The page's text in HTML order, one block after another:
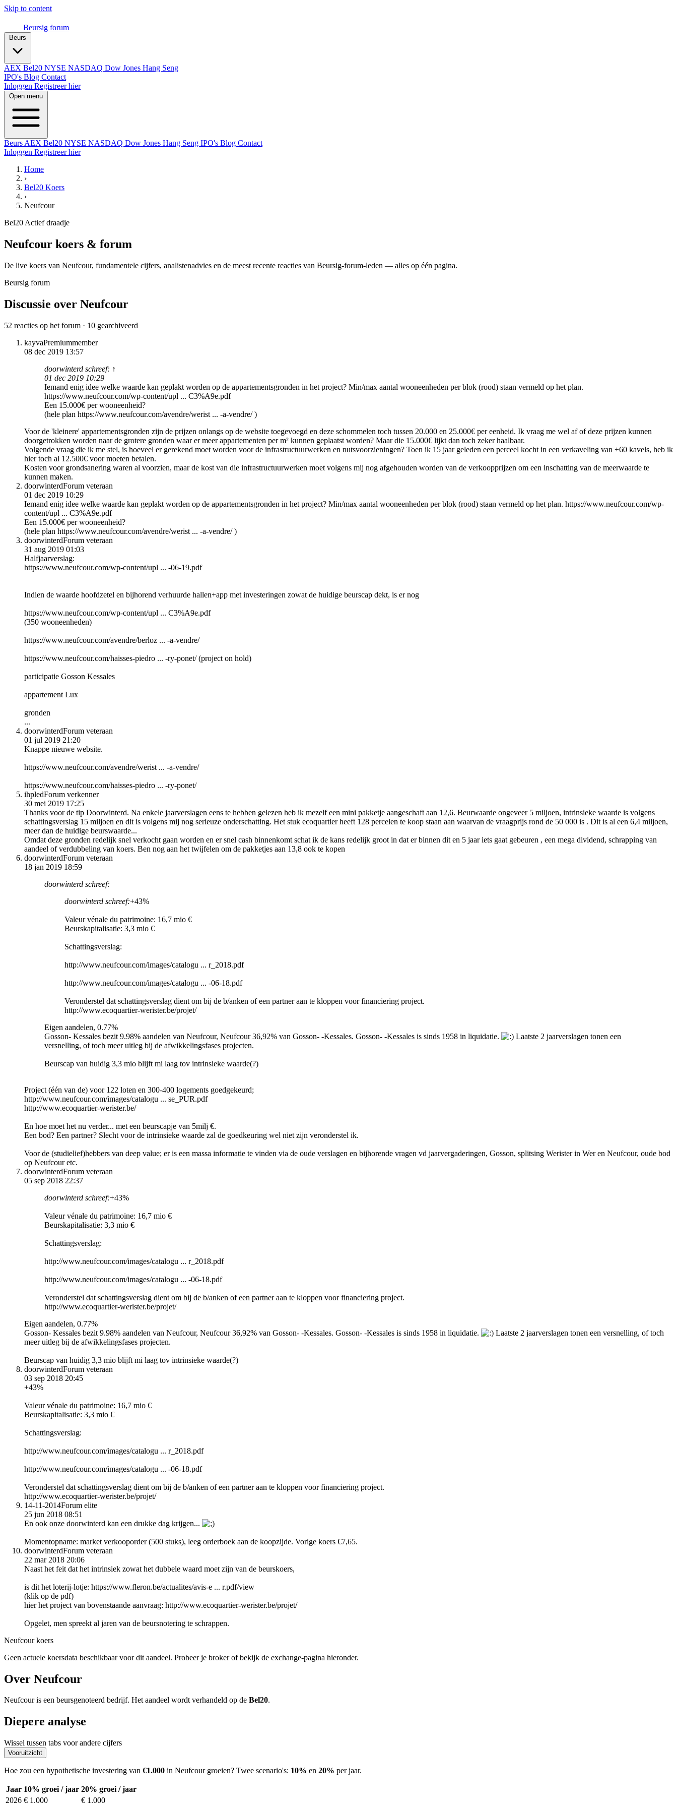
Skip to content
Beursig forum
AEX Bel20 NYSE NASDAQ Dow Jones Hang Seng
IPO's Blog Contact
Inloggen Registreer hier
Open menu
Beurs AEX Bel20 NYSE NASDAQ Dow Jones Hang Seng IPO's Blog Contact
Inloggen Registreer hier
Home
›
Bel20 Koers
›
Neufcour
Bel20 Actief draadje
Neufcour koers & forum
De live koers van Neufcour, fundamentele cijfers, analisten­advies en de meest recente reacties van Beursig-forum-leden — alles op één pagina.
Beursig forum
Discussie over Neufcour
52 reacties op het forum · 10 gearchiveerd
kayvaPremiummember
08 dec 2019 13:57
doorwinterd schreef: ↑
01 dec 2019 10:29
Iemand enig idee welke waarde kan geplakt worden op de appartementsgronden in het project? Min/max aantal wooneenheden per blok (rood) staan vermeld op het plan.
https://www.neufcour.com/wp-content/upl ... C3%A9e.pdf
Een 15.000€ per wooneenheid?
(hele plan https://www.neufcour.com/avendre/werist ... -a-vendre/ )
Voor de 'kleinere' appartementsgronden zijn de prijzen onlangs op de website toegevoegd en deze schommelen toch tussen 20.000 en 25.000€ per eenheid. Ik vraag me wel af of deze prijzen kunnen
doorgetrokken worden naar de grotere gronden waar er meer appartementen per m² kunnen geplaatst worden? Maar die 15.000€ lijkt dan toch zeker haalbaar.
Volgende vraag die ik me stel, is hoeveel er gerekend moet worden voor de infrastructuurwerken en nutsvoorzieningen? Toen ik 15 jaar geleden een perceel kocht in een verkaveling van +60 kavels, heb ik
hier toch al 12.500€ voor moeten betalen.
Kosten voor grondsanering waren al voorzien, maar de kost van die infrastructuurwerken moet volgens mij nog afgehouden worden van de verkoopprijzen om een inschatting van de meerwaarde te
kunnen maken.
doorwinterdForum veteraan
01 dec 2019 10:29
Iemand enig idee welke waarde kan geplakt worden op de appartementsgronden in het project? Min/max aantal wooneenheden per blok (rood) staan vermeld op het plan. https://www.neufcour.com/wp-
content/upl ... C3%A9e.pdf
Een 15.000€ per wooneenheid?
(hele plan https://www.neufcour.com/avendre/werist ... -a-vendre/ )
doorwinterdForum veteraan
31 aug 2019 01:03
Halfjaarverslag:
https://www.neufcour.com/wp-content/upl ... -06-19.pdf
Indien de waarde hoofdzetel en bijhorend verhuurde hallen+app met investeringen zowat de huidige beurscap dekt, is er nog
https://www.neufcour.com/wp-content/upl ... C3%A9e.pdf
(350 wooneenheden)
https://www.neufcour.com/avendre/berloz ... -a-vendre/
https://www.neufcour.com/haisses-piedro ... -ry-ponet/ (project on hold)
participatie Gosson Kessales
appartement Lux
gronden
...
doorwinterdForum veteraan
01 jul 2019 21:20
Knappe nieuwe website.
https://www.neufcour.com/avendre/werist ... -a-vendre/
https://www.neufcour.com/haisses-piedro ... -ry-ponet/
ihpledForum verkenner
30 mei 2019 17:25
Thanks voor de tip Doorwinterd. Na enkele jaarverslagen eens te hebben gelezen heb ik mezelf een mini pakketje aangeschaft aan 12,6. Beurwaarde ongeveer 5 miljoen, intrinsieke waarde is volgens
schattingsverslag 15 miljoen en dit is volgens mij nog serieuze onderschatting. Het stuk ecoquartier heeft 128 percelen te koop staan aan waarvan de vraagprijs rond de 50 000 is . Dit is al een 6,4 miljoen,
meer dan de huidige beurswaarde...
Omdat deze gronden redelijk snel verkocht gaan worden en er snel cash binnenkomt schat ik de kans redelijk groot in dat er binnen dit en 5 jaar iets gaat gebeuren , een mega dividend, schrapping van
aandeel of verdubbeling van koers. Ben nog aan het twijfelen om de pakketjes aan 13,8 ook te kopen
doorwinterdForum veteraan
18 jan 2019 18:59
doorwinterd schreef:
doorwinterd schreef:+43%
Valeur vénale du patrimoine: 16,7 mio €
Beurskapitalisatie: 3,3 mio €
Schattingsverslag:
http://www.neufcour.com/images/catalogu ... r_2018.pdf
http://www.neufcour.com/images/catalogu ... -06-18.pdf
Veronderstel dat schattingsverslag dient om bij de b/anken of een partner aan te kloppen voor financiering project.
http://www.ecoquartier-werister.be/projet/
Eigen aandelen, 0.77%
Gosson- Kessales bezit 9.98% aandelen van Neufcour, Neufcour 36,92% van Gosson- ‐Kessales. Gosson- ‐Kessales is sinds 1958 in liquidatie.
Laatste 2 jaarverslagen tonen een
versnelling, of toch meer uitleg bij de afwikkelingsfases projecten.
Beurscap van huidig 3,3 mio blijft mi laag tov intrinsieke waarde(?)
Project (één van de) voor 122 loten en 300-400 logements goedgekeurd;
http://www.neufcour.com/images/catalogu ... se_PUR.pdf
http://www.ecoquartier-werister.be/
En hoe moet het nu verder... met een beurscapje van 5milj €.
Een bod? Een partner? Slecht voor de intrinsieke waarde zal de goedkeuring wel niet zijn veronderstel ik.
Voor de (studielief)hebbers van deep value; er is een massa informatie te vinden via de oude verslagen en bijhorende vragen vd jaarvergaderingen, Gosson, splitsing Werister in Wer en Neufcour, oude bod
op Neufcour etc.
doorwinterdForum veteraan
05 sep 2018 22:37
doorwinterd schreef:+43%
Valeur vénale du patrimoine: 16,7 mio €
Beurskapitalisatie: 3,3 mio €
Schattingsverslag:
http://www.neufcour.com/images/catalogu ... r_2018.pdf
http://www.neufcour.com/images/catalogu ... -06-18.pdf
Veronderstel dat schattingsverslag dient om bij de b/anken of een partner aan te kloppen voor financiering project.
http://www.ecoquartier-werister.be/projet/
Eigen aandelen, 0.77%
Gosson- Kessales bezit 9.98% aandelen van Neufcour, Neufcour 36,92% van Gosson- ‐Kessales. Gosson- ‐Kessales is sinds 1958 in liquidatie.
Laatste 2 jaarverslagen tonen een versnelling, of toch
meer uitleg bij de afwikkelingsfases projecten.
Beurscap van huidig 3,3 mio blijft mi laag tov intrinsieke waarde(?)
doorwinterdForum veteraan
03 sep 2018 20:45
+43%
Valeur vénale du patrimoine: 16,7 mio €
Beurskapitalisatie: 3,3 mio €
Schattingsverslag:
http://www.neufcour.com/images/catalogu ... r_2018.pdf
http://www.neufcour.com/images/catalogu ... -06-18.pdf
Veronderstel dat schattingsverslag dient om bij de b/anken of een partner aan te kloppen voor financiering project.
http://www.ecoquartier-werister.be/projet/
14-11-2014Forum elite
25 jun 2018 08:51
En ook onze doorwinterd kan een drukke dag krijgen...
Momentopname: market verkooporder (500 stuks), leeg orderboek aan de koopzijde. Vorige koers €7,65.
doorwinterdForum veteraan
22 mar 2018 20:06
Naast het feit dat het intrinsiek zowat het dubbele waard moet zijn van de beurskoers,
is dit het loterij-lotje: https://www.fleron.be/actualites/avis-e ... r.pdf/view
(klik op de pdf)
hier het project van bovenstaande aanvraag: http://www.ecoquartier-werister.be/projet/
Opgelet, men spreekt al jaren van de beursnotering te schrappen.
Neufcour koers
Geen actuele koersdata beschikbaar voor dit aandeel. Probeer je broker of bekijk de exchange-pagina hieronder.
Over Neufcour
Neufcour is een beursgenoteerd bedrijf. Het aandeel wordt verhandeld op de Bel20.
Diepere analyse
Wissel tussen tabs voor andere cijfers
Vooruitzicht
Hoe zou een hypothetische investering van €1.000 in Neufcour groeien? Twee scenario's: 10% en 20% per jaar.
Jaar 10% groei / jaar 20% groei / jaar
2026 € 1.000 € 1.000